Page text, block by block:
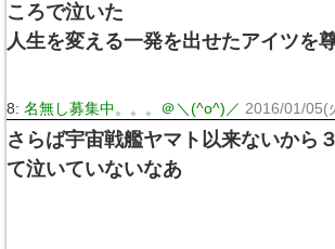
ころで泣いた
人生を変える一発を出せたアイツを
8: 名無し募集中。。。＠＼(^o^)／ 2016/01/05(
さらば宇宙戦艦ヤマト以来ないから
て泣いていないなあ